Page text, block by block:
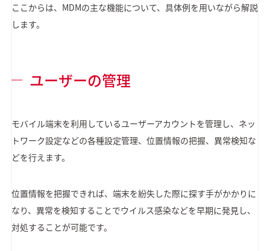
ここからは、MDMの主な機能について、具体例を用いながら解説
します。
ユーザーの管理
モバイル端末を利用しているユーザーアカウントを管理し、ネッ
トワーク設定などの各種設定管理、位置情報の把握、異常検知な
どを行えます。
位置情報を把握できれば、端末を紛失した際に探す手がかかりに
なり、異常を検知することでウイルス感染などを早期に発見し、
対処することが可能です。